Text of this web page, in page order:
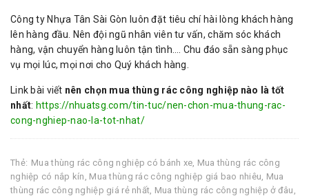
Công ty Nhựa Tân Sài Gòn luôn đặt tiêu chí hài lòng khách hàng
lên hàng đầu. Nên đội ngũ nhân viên tư vấn, chăm sóc khách
hàng, vận chuyển hàng luôn tận tình…. Chu đáo sẵn sàng phục
vụ mọi lúc, mọi nơi cho Quý khách hàng.
Link bài viết nên chọn mua thùng rác công nghiệp nào là tốt
nhất: https://nhuatsg.com/tin-tuc/nen-chon-mua-thung-rac-
cong-nghiep-nao-la-tot-nhat/
Thẻ: Mua thùng rác công nghiệp có bánh xe Mua thùng rác công
nghiệp có nắp kín Mua thùng rác công nghiệp giá bao nhiêu Mua
thùng rác công nghiệp giá rẻ nhất Mua thùng rác công nghiệp ở đâu